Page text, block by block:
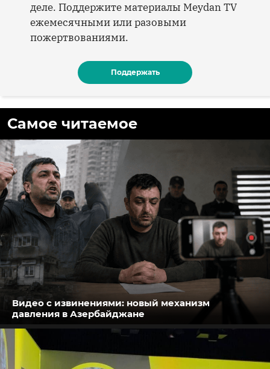
деле. Поддержите материалы Meydan TV
ежемесячными или разовыми
пожертвованиями.
Поддержать
Самое читаемое
Видео с извинениями: новый механизм
давления в Азербайджане